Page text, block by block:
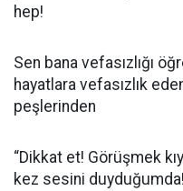
hep!
Sen bana vefasızlığı
hayatlara vefasızlık
peşlerinden
“Dikkat et! Görüşmek
kez sesini